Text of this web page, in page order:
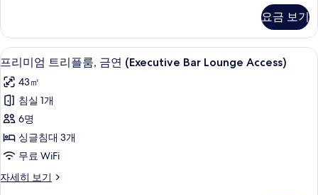
연
(Executive
Bar
Lounge
Access,
Sofa
Bed)
사
모
티
브
트
룸,
금
(Executive
Bar
Lounge
Access,
Sofa
요금 보기
프
리
미
엄
트
리
플
룸,
10
프리미엄 트리플룸, 금연 (Executive Bar Lounge Access)
43㎡
침실 1개
6명
싱글침대 3개
무료 WiFi
자세히 보기
프